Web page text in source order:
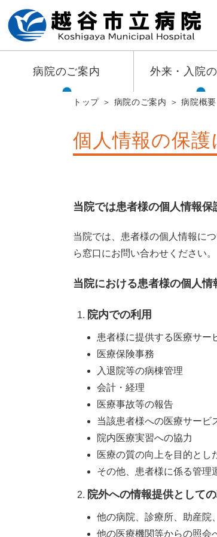
病院のご案内 外来・入院
トップ 病院のご案内 病院概要
個人情報の保護
当院では患者様の個人情報
当院では、患者様の個人情報に
ら窓口にお問い合わせください。
当院における患者様の個人情
院内での利用
患者様に提供する医療サー
医療保険事務
入退院等の病棟管理
会計・経理
医療事故等の報告
当該患者様への医療サービ
院内医療実習への協力
医療の質の向上を目的とし
その他、患者様に係る管理
院外への情報提供として
他の病院、診療所、助産院
他の医療機関等からの照会